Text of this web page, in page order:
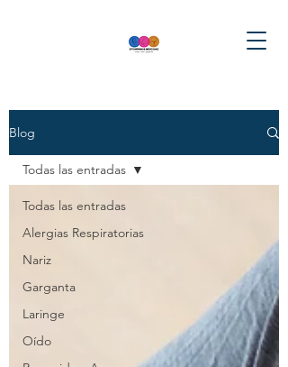
Blog
Todas las entradas
Alergias Respiratorias
Nariz
Garganta
Laringe
Oído
Todas las entradas